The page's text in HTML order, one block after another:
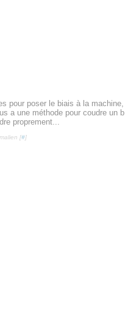
pour poser le biais à la machine,
a une méthode pour coudre un b
proprement...
[#]